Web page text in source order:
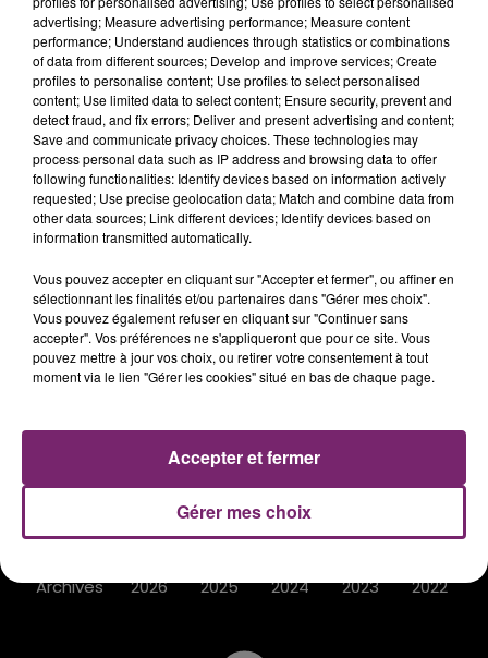
JEUX
PHOTOS PUBLICITÉ
Plan du site
Mentions légales
Contacts
Archives 2026 2025 2024 2023 2022
advertising; Measure advertising performance; Measure content
performance; Understand audiences through statistics or combinations
of data from different sources; Develop and improve services; Create
profiles to personalise content; Use profiles to select personalised
content; Use limited data to select content; Ensure security, prevent and
detect fraud, and fix errors; Deliver and present advertising and content;
Save and communicate privacy choices. These technologies may
process personal data such as IP address and browsing data to offer
following functionalities: Identify devices based on information actively
requested; Use precise geolocation data; Match and combine data from
other data sources; Link different devices; Identify devices based on
information transmitted automatically.
Vous pouvez accepter en cliquant sur "Accepter et fermer", ou affiner en
sélectionnant les finalités et/ou partenaires dans "Gérer mes choix".
Vous pouvez également refuser en cliquant sur "Continuer sans
accepter". Vos préférences ne s'appliqueront que pour ce site. Vous
pouvez mettre à jour vos choix, ou retirer votre consentement à tout
moment via le lien "Gérer les cookies" situé en bas de chaque page.
Gérer mes choix
Accepter et fermer